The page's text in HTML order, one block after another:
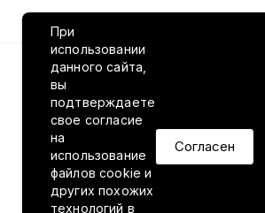
При
использовании
данного сайта,
вы
подтверждаете
свое согласие
на
использование
файлов cookie и
других похожих
технологий в
Согласен
VILED в соцсетях